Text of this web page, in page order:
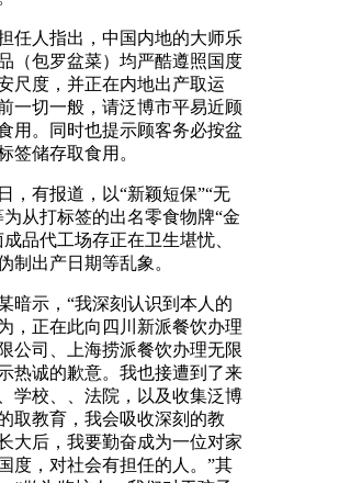
人指出，中国内地的大师乐
（包罗盆菜）均严酷遵照国度
尺度，并正在内地出产取运
一切一般，请泛博市平易近顾
用。同时也提示顾客务必按盆
签储存取食用。
有报道，以“新颖短保”“无
为从打标签的出名零食物牌“金
品代工场存正在卫生堪忧、
制出产日期等乱象。
示，“我深刻认识到本人的
，正在此向四川新派餐饮办理
公司、上海捞派餐饮办理无限
热诚的歉意。我也接遭到了来
学校、、法院，以及收集泛博
取教育，我会吸收深刻的教
大后，我要勤奋成为一位对家
度，对社会有担任的人。”其